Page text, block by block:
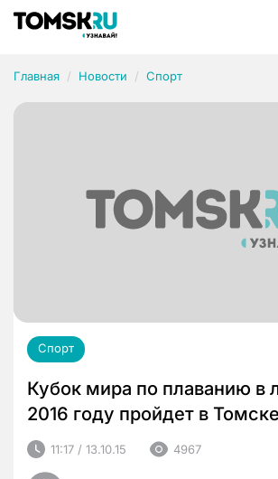
Главная Новости Спорт
Спорт
Кубок мира по плаванию в
2016 году пройдет в Томске
11:17 / 13.10.15 4967